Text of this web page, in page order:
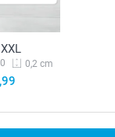
0,2 cm